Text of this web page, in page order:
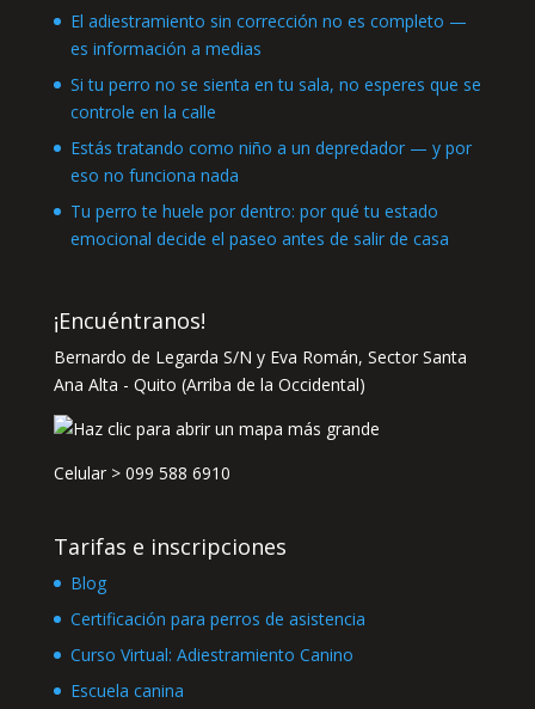
El adiestramiento sin corrección no es completo —
es información a medias
Si tu perro no se sienta en tu sala, no esperes que se
controle en la calle
Estás tratando como niño a un depredador — y por
eso no funciona nada
Tu perro te huele por dentro: por qué tu estado
emocional decide el paseo antes de salir de casa
¡Encuéntranos!
Bernardo de Legarda S/N y Eva Román, Sector Santa
Ana Alta - Quito (Arriba de la Occidental)
Celular > 099 588 6910
Tarifas e inscripciones
Blog
Certificación para perros de asistencia
Curso Virtual: Adiestramiento Canino
Escuela canina